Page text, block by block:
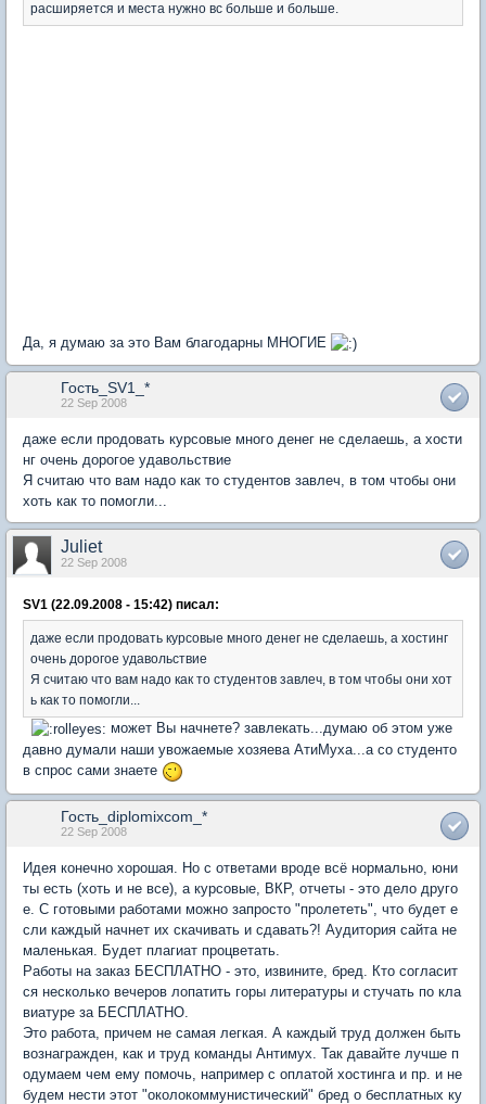
расширяется и места нужно вс больше и больше.
Да, я думаю за это Вам благодарны МНОГИЕ
Гость_SV1_*
22 Sep 2008
даже если продовать курсовые много денег не сделаешь, а хости
нг очень дорогое удавольствие
Я считаю что вам надо как то студентов завлеч, в том чтобы они
хоть как то помогли...
Juliet
22 Sep 2008
SV1 (22.09.2008 - 15:42) писал:
даже если продовать курсовые много денег не сделаешь, а хостинг
очень дорогое удавольствие
Я считаю что вам надо как то студентов завлеч, в том чтобы они хот
ь как то помогли...
может Вы начнете? завлекать...думаю об этом уже
давно думали наши увожаемые хозяева АтиМуха...а со студенто
в спрос сами знаете
Гость_diplomixcom_*
22 Sep 2008
Идея конечно хорошая. Но с ответами вроде всё нормально, юни
ты есть (хоть и не все), а курсовые, ВКР, отчеты - это дело друго
е. С готовыми работами можно запросто "пролететь", что будет е
сли каждый начнет их скачивать и сдавать?! Аудитория сайта не
маленькая. Будет плагиат процветать.
Работы на заказ БЕСПЛАТНО - это, извините, бред. Кто согласит
ся несколько вечеров лопатить горы литературы и стучать по кла
виатуре за БЕСПЛАТНО.
Это работа, причем не самая легкая. А каждый труд должен быть
вознагражден, как и труд команды Антимух. Так давайте лучше п
одумаем чем ему помочь, например с оплатой хостинга и пр. и не
будем нести этот "околокоммунистический" бред о бесплатных ку